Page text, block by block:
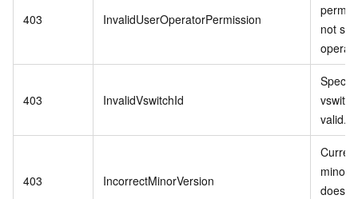
403 InvalidUserOperatorPermission
not
403 InvalidVswitchId
valid.
403 IncorrectMinorVersion
minor
does